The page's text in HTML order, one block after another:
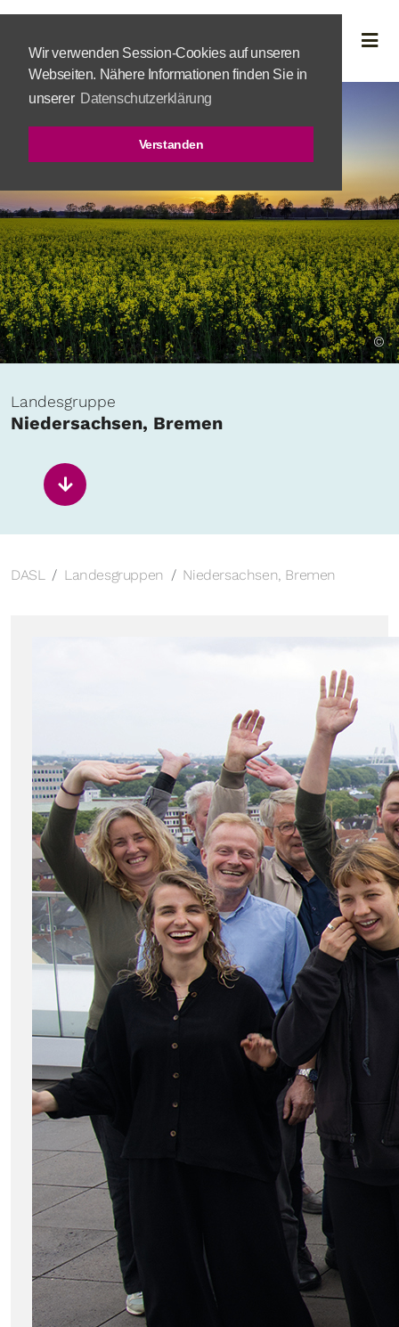
Wir verwenden Session-Cookies auf unseren
Webseiten. Nähere Informationen finden Sie in
unserer Datenschutzerklärung
Verstanden
©
Landesgruppe
Niedersachsen, Bremen
DASL Landesgruppen Niedersachsen, Bremen